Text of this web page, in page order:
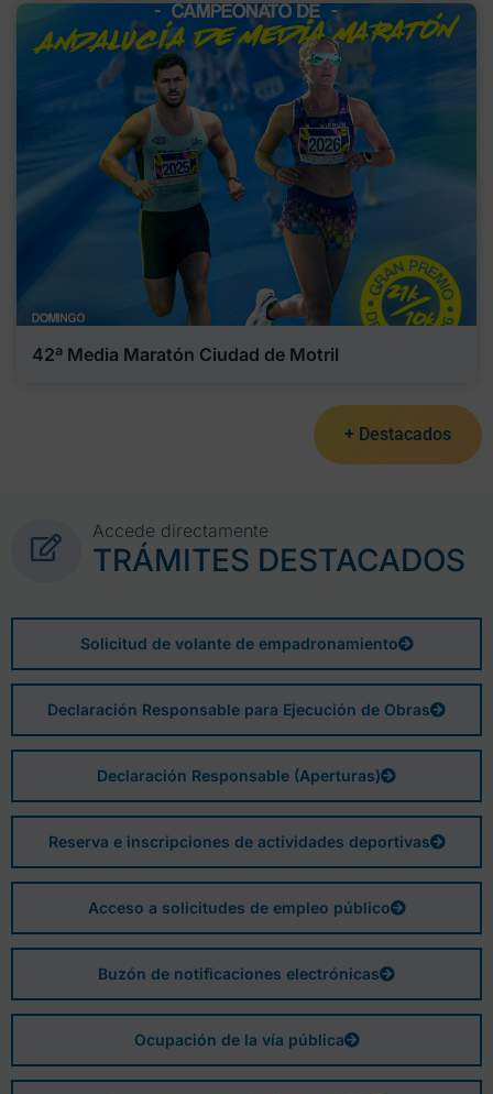
42ª Media Maratón Ciudad de Motril
+ Destacados
Accede directamente
TRÁMITES DESTACADOS
Solicitud de volante de empadronamiento
Declaración Responsable para Ejecución de Obras
Declaración Responsable (Aperturas)
Reserva e inscripciones de actividades deportivas
Acceso a solicitudes de empleo público
Buzón de notificaciones electrónicas
Ocupación de la vía pública